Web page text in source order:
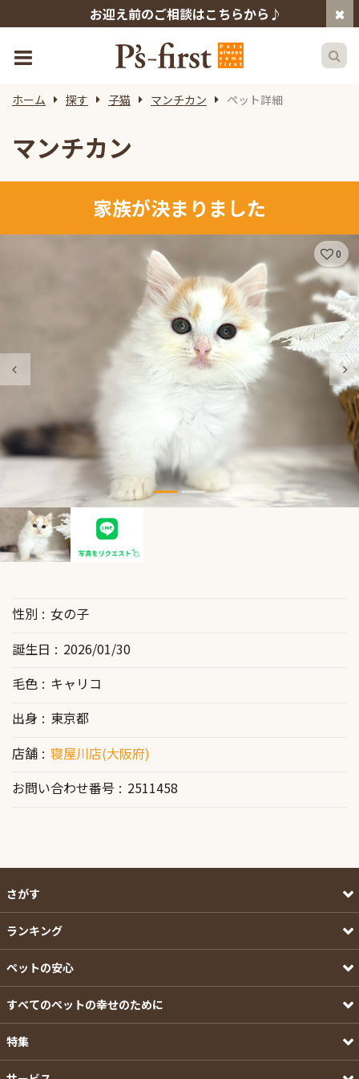
お迎え前のご相談はこちらから♪
ホーム 探す 子猫 マンチカン ペット詳細
マンチカン
家族が決まりました
0
性別
女の子
誕生日
2026/01/30
毛色
キャリコ
出身
東京都
店舗
寝屋川店(大阪府)
お問い合わせ番号
2511458
さがす
ランキング
ペットの安心
すべてのペットの幸せのために
特集